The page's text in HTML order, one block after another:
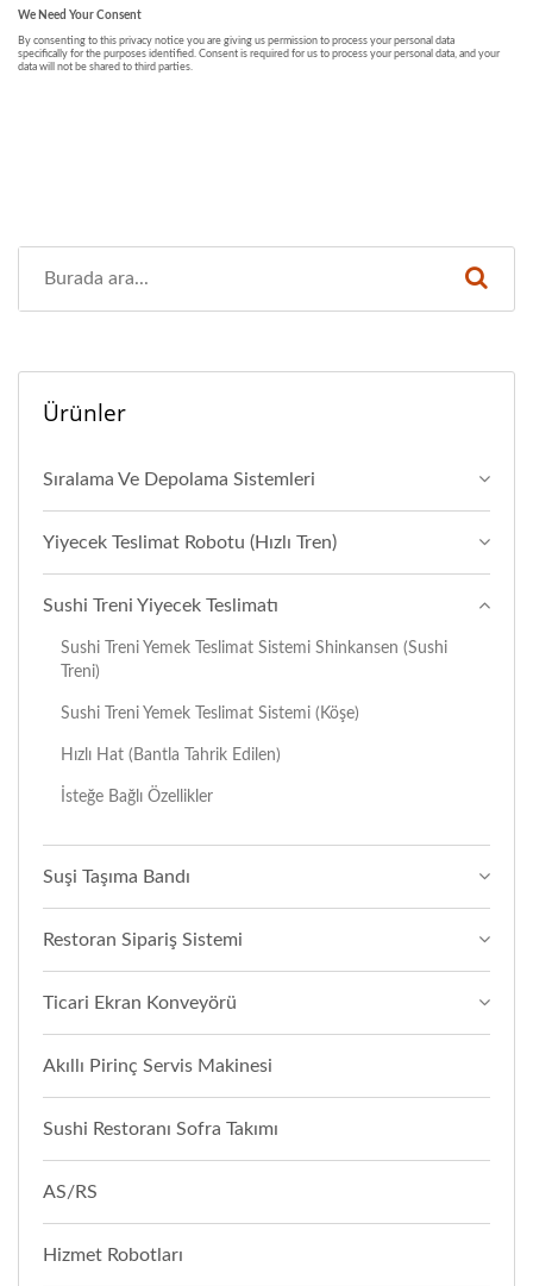
Ürünler
Sıralama Ve Depolama Sistemleri
Yiyecek Teslimat Robotu (Hızlı Tren)
Sushi Treni Yiyecek Teslimatı
Sushi Treni Yemek Teslimat Sistemi Shinkansen (Sushi
Treni)
Sushi Treni Yemek Teslimat Sistemi (Köşe)
Hızlı Hat (Bantla Tahrik Edilen)
İsteğe Bağlı Özellikler
Suşi Taşıma Bandı
Restoran Sipariş Sistemi
Ticari Ekran Konveyörü
Akıllı Pirinç Servis Makinesi
Sushi Restoranı Sofra Takımı
AS/RS
Hizmet Robotları